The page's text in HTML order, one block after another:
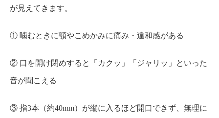
が見えてきます。
① 噛むときに顎やこめかみに痛み・違和感がある
② 口を開け閉めすると「カクッ」「ジャリッ」といった
音が聞こえる
③ 指3本（約40mm）が縦に入るほど開口できず、無理に